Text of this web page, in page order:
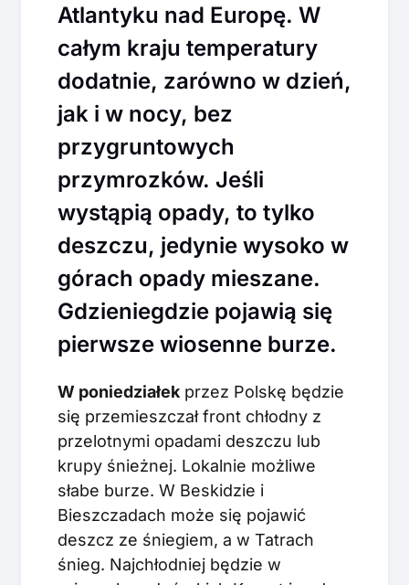
Atlantyku nad Europę. W
całym kraju temperatury
dodatnie, zarówno w dzień,
jak i w nocy, bez
przygruntowych
przymrozków. Jeśli
wystąpią opady, to tylko
deszczu, jedynie wysoko w
górach opady mieszane.
Gdzieniegdzie pojawią się
pierwsze wiosenne burze.
W poniedziałek przez Polskę będzie
się przemieszczał front chłodny z
przelotnymi opadami deszczu lub
krupy śnieżnej. Lokalnie możliwe
słabe burze. W Beskidzie i
Bieszczadach może się pojawić
deszcz ze śniegiem, a w Tatrach
śnieg. Najchłodniej będzie w